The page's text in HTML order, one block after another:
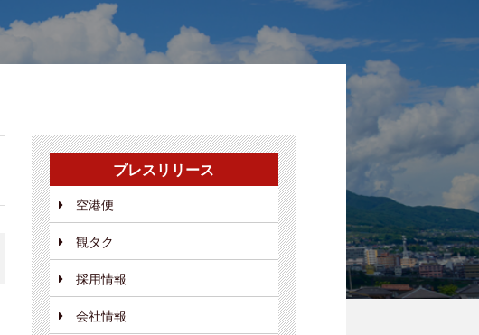
プレスリリース
空港便
観タク
採用情報
会社情報